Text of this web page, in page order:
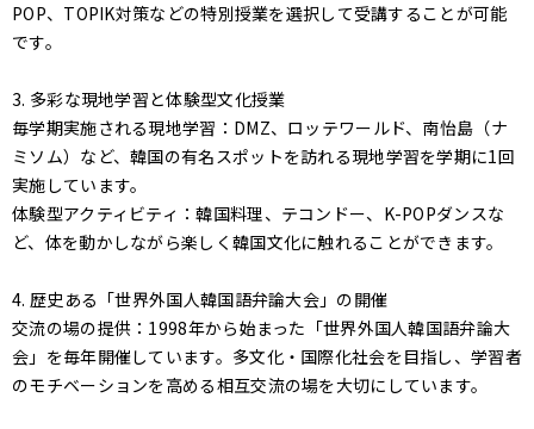
POP、TOPIK対策などの特別授業を選択して受講することが可能
です。
3. 多彩な現地学習と体験型文化授業
毎学期実施される現地学習：DMZ、ロッテワールド、南怡島（ナ
ミソム）など、韓国の有名スポットを訪れる現地学習を学期に1回
実施しています。
体験型アクティビティ：韓国料理、テコンドー、K-POPダンスな
ど、体を動かしながら楽しく韓国文化に触れることができます。
4. 歴史ある「世界外国人韓国語弁論大会」の開催
交流の場の提供：1998年から始まった「世界外国人韓国語弁論大
会」を毎年開催しています。多文化・国際化社会を目指し、学習者
のモチベーションを高める相互交流の場を大切にしています。